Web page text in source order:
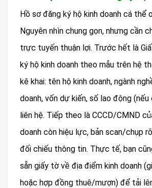
Hồ sơ đăng ký hộ kinh doanh cá thể
Nguyên nhìn chung gọn, nhưng cần
trực tuyến thuận lợi. Trước hết là
ký hộ kinh doanh theo mẫu trên hệ
kê khai: tên hộ kinh doanh, ngành
doanh, vốn dự kiến, số lao động
liên hệ. Tiếp theo là CCCD/CMND
doanh còn hiệu lực, bản scan/chụp
đối chiếu thông tin. Thực tế, bạn
sẵn giấy tờ về địa điểm kinh doanh
hoặc hợp đồng thuê/mượn) để tải